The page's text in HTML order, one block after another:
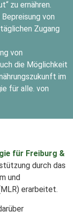
zu ernähren.
von
Zugang
von
die Möglichkeit
im
für alle. von
für Freiburg &
durch das
und
erarbeitet.